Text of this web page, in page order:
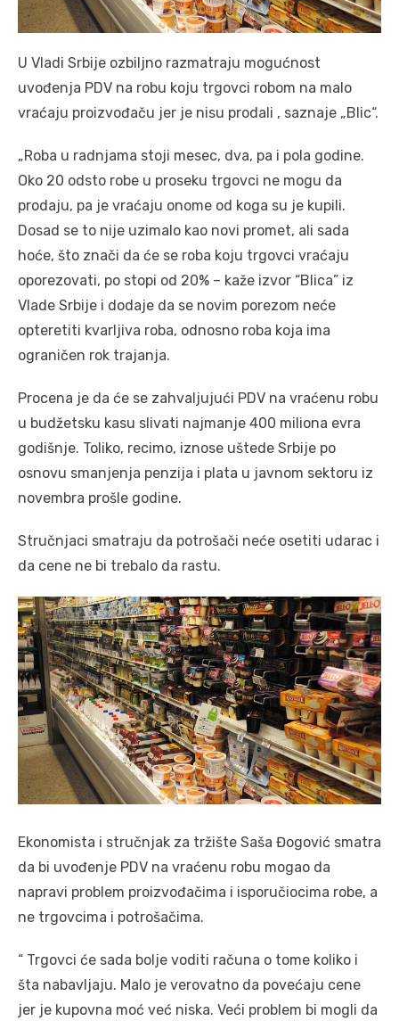
U Vladi Srbije ozbiljno razmatraju mogućnost
uvođenja PDV na robu koju trgovci robom na malo
vraćaju proizvođaču jer je nisu prodali , saznaje „Blic“.
„Roba u radnjama stoji mesec, dva, pa i pola godine.
Oko 20 odsto robe u proseku trgovci ne mogu da
prodaju, pa je vraćaju onome od koga su je kupili.
Dosad se to nije uzimalo kao novi promet, ali sada
hoće, što znači da će se roba koju trgovci vraćaju
oporezovati, po stopi od 20% – kaže izvor “Blica” iz
Vlade Srbije i dodaje da se novim porezom neće
opteretiti kvarljiva roba, odnosno roba koja ima
ograničen rok trajanja.
Procena je da će se zahvaljujući PDV na vraćenu robu
u budžetsku kasu slivati najmanje 400 miliona evra
godišnje. Toliko, recimo, iznose uštede Srbije po
osnovu smanjenja penzija i plata u javnom sektoru iz
novembra prošle godine.
Stručnjaci smatraju da potrošači neće osetiti udarac i
da cene ne bi trebalo da rastu.
Ekonomista i stručnjak za tržište Saša Đogović smatra
da bi uvođenje PDV na vraćenu robu mogao da
napravi problem proizvođačima i isporučiocima robe, a
ne trgovcima i potrošačima.
“ Trgovci će sada bolje voditi računa o tome koliko i
šta nabavljaju. Malo je verovatno da povećaju cene
jer je kupovna moć već niska. Veći problem bi mogli da